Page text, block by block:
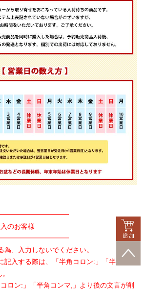
のお客様
為、入力しないでください。
記入する際は、「半角コロン:」「半角コン
ロン:」「半角コンマ,」より後の文言が削